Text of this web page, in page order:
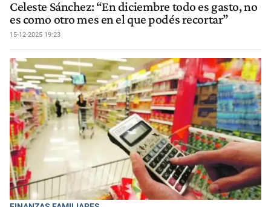
Celeste Sánchez: “En diciembre todo es gasto, no
es como otro mes en el que podés recortar”
15-12-2025 19:23